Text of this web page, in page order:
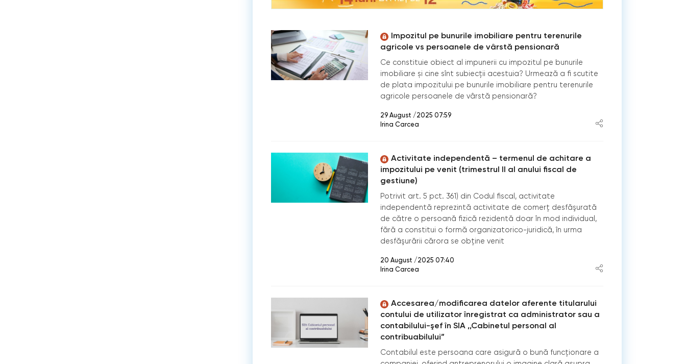
Impozitul pe bunurile imobiliare pentru terenurile
agricole vs persoanele de vârstă pensionară
Ce constituie obiect al impunerii cu impozitul pe bunurile
imobiliare și cine sînt subiecții acestuia? Urmează a fi scutite
de plata impozitului pe bunurile imobiliare pentru terenurile
agricole persoanele de vârstă pensionară?
29 August /2025 07:59
Irina Carcea
Activitate independentă – termenul de achitare a
impozitului pe venit (trimestrul II al anului fiscal de
gestiune)
Potrivit art. 5 pct. 361) din Codul fiscal, activitate
independentă reprezintă activitate de comerț desfăşurată
de către o persoană fizică rezidentă doar în mod individual,
fără a constitui o formă organizatorico-juridică, în urma
desfăşurării cărora se obţine venit
20 August /2025 07:40
Irina Carcea
Accesarea/modificarea datelor aferente titularului
contului de utilizator înregistrat ca administrator sau a
contabilului-şef în SIA ,,Cabinetul personal al
contribuabilului”
Contabilul este persoana care asigură o bună funcționare a